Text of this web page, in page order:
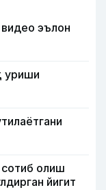
эълон
уриши
олиш
йигит